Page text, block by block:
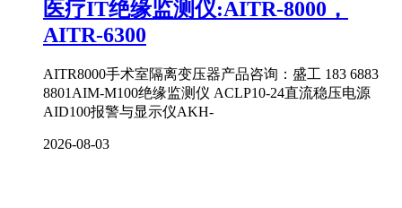
医疗IT绝缘监测仪:AITR-8000，
AITR-6300
AITR8000手术室隔离变压器产品咨询：盛工 183 6883
8801AIM-M100绝缘监测仪​ ACLP10-24直流稳压电源​
AID100报警与显示仪​AKH-
2026-08-03